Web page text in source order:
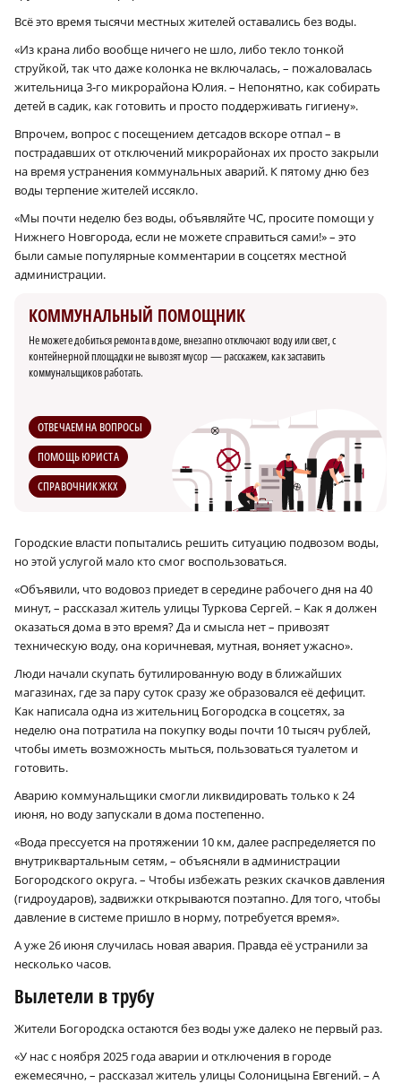
Всё это время тысячи местных жителей оставались без воды.
«Из крана либо вообще ничего не шло, либо текло тонкой
струйкой, так что даже колонка не включалась, – пожаловалась
жительница 3‑го микрорайона Юлия. – Непонятно, как собирать
детей в садик, как готовить и просто поддерживать гигиену».
Впрочем, вопрос с посещением детсадов вскоре отпал – в
пострадавших от отключений микрорайонах их просто закрыли
на время устранения коммунальных аварий. К пятому дню без
воды терпение жителей иссякло.
«Мы почти неделю без воды, объявляйте ЧС, просите помощи у
Нижнего Новгорода, если не можете справиться сами!» – это
были самые популярные комментарии в соцсетях местной
администрации.
КОММУНАЛЬНЫЙ ПОМОЩНИК
Не можете добиться ремонта в доме, внезапно отключают воду или свет, с
контейнерной площадки не вывозят мусор — расскажем, как заставить
коммунальщиков работать.
ОТВЕЧАЕМ НА ВОПРОСЫ
ПОМОЩЬ ЮРИСТА
СПРАВОЧНИК ЖКХ
Городские власти попытались решить ситуацию подвозом воды,
но этой услугой мало кто смог воспользоваться.
«Объявили, что водовоз приедет в середине рабочего дня на 40
минут, – рассказал житель улицы Туркова Сергей. – Как я должен
оказаться дома в это время? Да и смысла нет – привозят
техническую воду, она коричневая, мутная, воняет ужасно».
Люди начали скупать бутилированную воду в ближайших
магазинах, где за пару суток сразу же образовался её дефицит.
Как написала одна из жительниц Богородска в соцсетях, за
неделю она потратила на покупку воды почти 10 тысяч рублей,
чтобы иметь возможность мыться, пользоваться туалетом и
готовить.
Аварию коммунальщики смогли ликвидировать только к 24
июня, но воду запускали в дома постепенно.
«Вода прессуется на протяжении 10 км, далее распределяется по
внутриквартальным сетям, – объясняли в администрации
Богородского округа. – Чтобы избежать резких скачков давления
(гидроударов), задвижки открываются поэтапно. Для того, чтобы
давление в системе пришло в норму, потребуется время».
А уже 26 июня случилась новая авария. Правда её устранили за
несколько часов.
Вылетели в трубу
Жители Богородска остаются без воды уже далеко не первый раз.
«У нас с ноября 2025 года аварии и отключения в городе
ежемесячно, – рассказал житель улицы Солоницына Евгений. – А